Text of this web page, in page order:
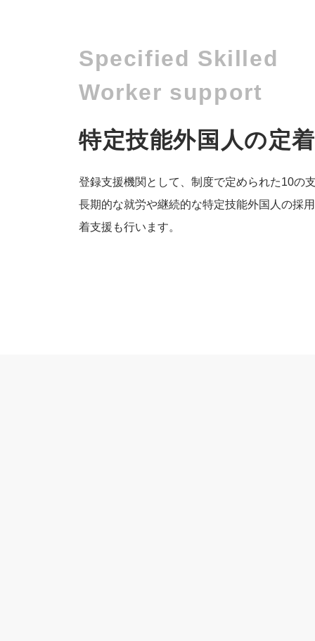
Specified Skilled
Worker support
特定技能外国人の定
登録支援機関として、制度で定められた10の
長期的な就労や継続的な特定技能外国人の採
着支援も行います。